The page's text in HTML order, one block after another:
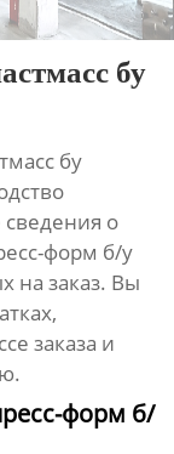
бу
бу
о
форм б/у
на заказ. Вы
заказа и
форм б/